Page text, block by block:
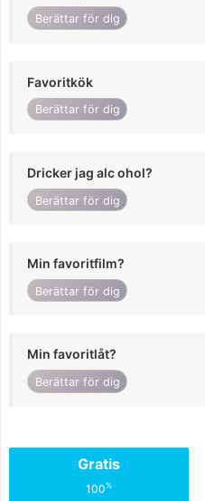
Berättar för dig
Favoritkök
Berättar för dig
Dricker jag alc ohol?
Berättar för dig
Min favoritfilm?
Berättar för dig
Min favoritlåt?
Berättar för dig
Gratis
100%